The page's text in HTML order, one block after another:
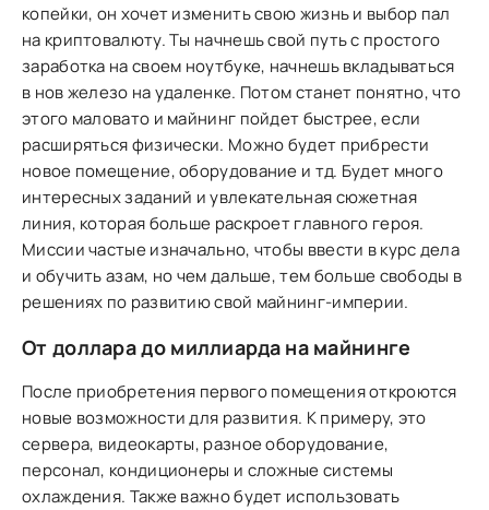
копейки, он хочет изменить свою жизнь и выбор пал
на криптовалюту. Ты начнешь свой путь с простого
заработка на своем ноутбуке, начнешь вкладываться
в нов железо на удаленке. Потом станет понятно, что
этого маловато и майнинг пойдет быстрее, если
расширяться физически. Можно будет прибрести
новое помещение, оборудование и тд. Будет много
интересных заданий и увлекательная сюжетная
линия, которая больше раскроет главного героя.
Миссии частые изначально, чтобы ввести в курс дела
и обучить азам, но чем дальше, тем больше свободы в
решениях по развитию свой майнинг-империи.
От доллара до миллиарда на майнинге
После приобретения первого помещения откроются
новые возможности для развития. К примеру, это
сервера, видеокарты, разное оборудование,
персонал, кондиционеры и сложные системы
охлаждения. Также важно будет использовать